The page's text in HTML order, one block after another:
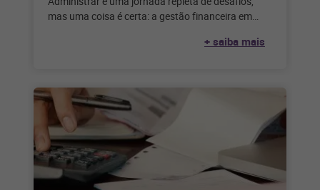
mas uma coisa é certa: a gestão financeira em
+ saiba mais